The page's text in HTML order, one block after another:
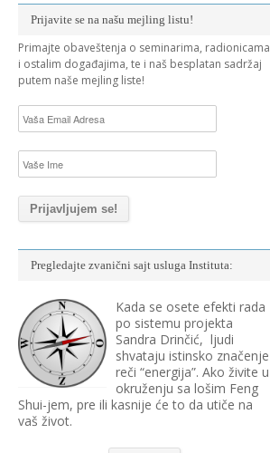
Prijavite se na našu mejling listu!
Primajte obaveštenja o seminarima, radionicama
i ostalim događajima, te i naš besplatan sadržaj
putem naše mejling liste!
Pregledajte zvanični sajt usluga Instituta:
Kada se osete efekti rada
po sistemu projekta
Sandra Drinčić, ljudi
shvataju istinsko značenje
reči “energija”. Ako živite u
okruženju sa lošim Feng
Shui-jem, pre ili kasnije će to da utiče na
vaš život.